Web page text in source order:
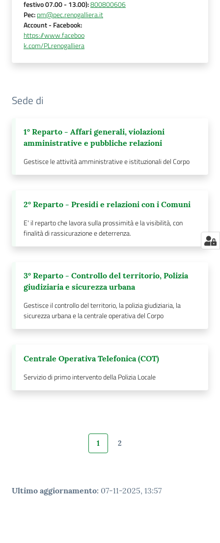
festivo 07.00 - 13.00):800800606
Pec:pm@pec.renogalliera.it
Account- Facebook:
https://www.faceboo
k.com/PLrenogalliera
Sede di
1° Reparto - Affari generali, violazioni
amministrative e pubbliche relazioni
Gestisce le attività amministrative e istituzionali del Corpo
2° Reparto - Presidi e relazioni con i Comuni
E' il reparto che lavora sulla prossimità e la visibilità, con
finalità di rassicurazione e deterrenza.
3° Reparto - Controllo del territorio, Polizia
giudiziaria e sicurezza urbana
Gestisce il controllo del territorio, la polizia giudiziaria, la
sicurezza urbana e la centrale operativa del Corpo
Centrale Operativa Telefonica (COT)
Servizio di primo intervento della Polizia Locale
Pagina precedente
Pagina
1 Pagina
2
Ultimo aggiornamento: 07-11-2025, 13:57